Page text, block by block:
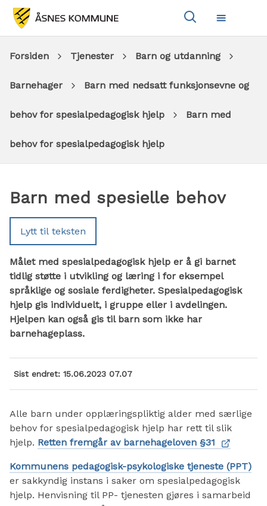
Meny
Du
er
her:
Forsiden Tjenester Barn og utdanning
Barnehager Barn med nedsatt funksjonsevne og
behov for spesialpedagogisk hjelp Barn med
behov for spesialpedagogisk hjelp
Barn med spesielle behov
Lytt til teksten
Målet med spesialpedagogisk hjelp er å gi barnet
tidlig støtte i utvikling og læring i for eksempel
språklige og sosiale ferdigheter. Spesialpedagogisk
hjelp gis individuelt, i gruppe eller i avdelingen.
Hjelpen kan også gis til barn som ikke har
barnehageplass.
Sist endret 15.06.2023 07.07
Alle barn under opplæringspliktig alder med særlige
behov for spesialpedagogisk hjelp har rett til slik
hjelp. Retten fremgår av barnehageloven §31
Kommunens pedagogisk-psykologiske tjeneste (PPT)
er sakkyndig instans i saker om spesialpedagogisk
hjelp. Henvisning til PP- tjenesten gjøres i samarbeid